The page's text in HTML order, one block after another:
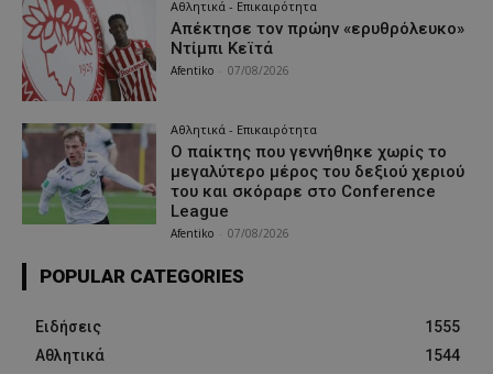
Αθλητικά - Επικαιρότητα
Απέκτησε τον πρώην «ερυθρόλευκο»
Ντίμπι Κεϊτά
Afentiko 07/08/2026
Αθλητικά - Επικαιρότητα
Ο παίκτης που γεννήθηκε χωρίς το
μεγαλύτερο μέρος του δεξιού χεριού
του και σκόραρε στο Conference
League
Afentiko 07/08/2026
POPULAR CATEGORIES
Ειδήσεις
1555
Αθλητικά
1544